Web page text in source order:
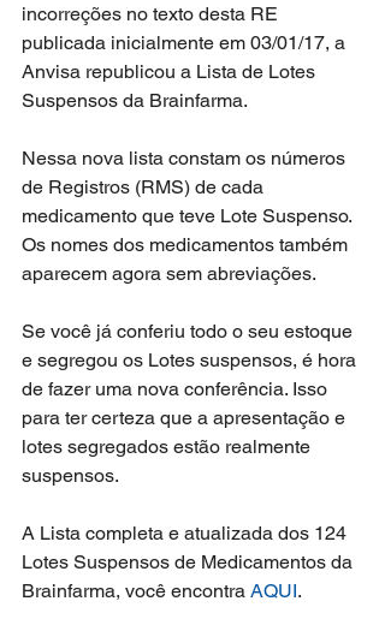
incorreções no texto desta RE
publicada inicialmente em 03/01/17, a
Anvisa republicou a Lista de Lotes
Suspensos da Brainfarma.
Nessa nova lista constam os números
de Registros (RMS) de cada
medicamento que teve Lote Suspenso.
Os nomes dos medicamentos também
aparecem agora sem abreviações.
Se você já conferiu todo o seu estoque
e segregou os Lotes suspensos, é hora
de fazer uma nova conferência. Isso
para ter certeza que a apresentação e
lotes segregados estão realmente
suspensos.
A Lista completa e atualizada dos 124
Lotes Suspensos de Medicamentos da
Brainfarma, você encontra AQUI.